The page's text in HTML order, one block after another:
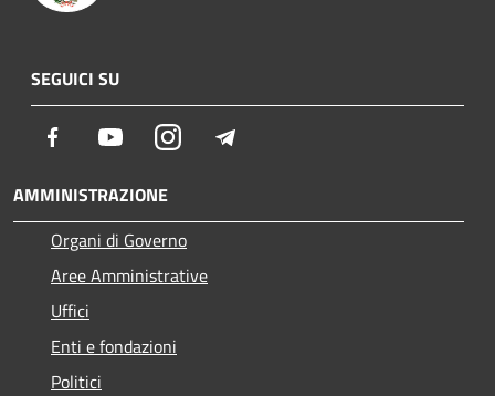
SEGUICI SU
Facebook YoutubeInstagram
AMMINISTRAZIONE
Organi di Governo
Aree Amministrative
Uffici
Enti e fondazioni
Politici